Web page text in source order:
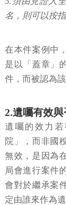
名，則可以按指
在本件案例中
是以「蓋章」
件，而被認為
2.遺囑有效
遺囑的效力
院」，而非國
無效，是因為
局會進行案件
會對於繼承案
定由誰來作為